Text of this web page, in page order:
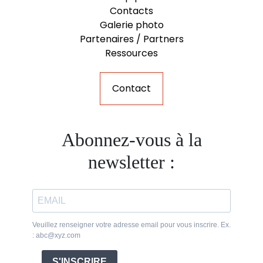
Contacts
Galerie photo
Partenaires / Partners
Ressources
Contact
Abonnez-vous à la
newsletter :
Veuillez renseigner votre adresse email pour vous inscrire. Ex.
: abc@xyz.com